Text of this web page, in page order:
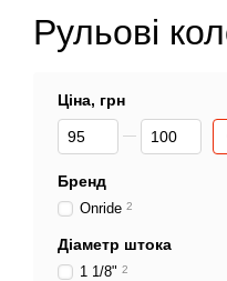
Рульові
Ціна, грн
Від Ціна, грн
До Ціна, грн
Бренд
Onride 2
Діаметр штока
1 1/8" 2